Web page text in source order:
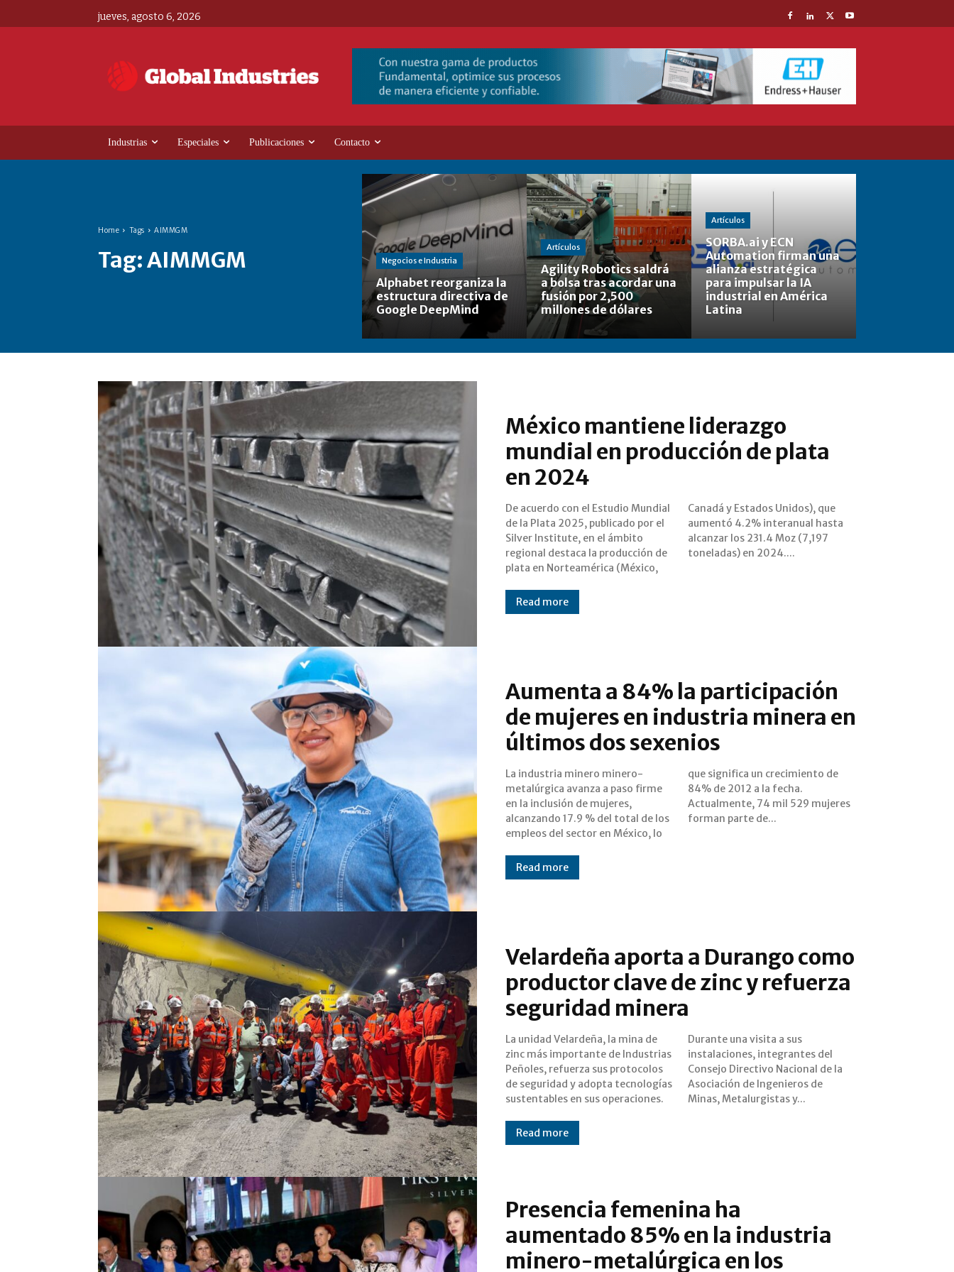
jueves, agosto 6, 2026
Industrias Especiales Publicaciones Contacto
Home Tags AIMMGM
Tag:AIMMGM Negocios e Industria
Alphabet reorganiza la
estructura directiva de
Google DeepMind
Artículos
Agility Robotics saldrá
a bolsa tras acordar una
fusión por 2,500
millones de dólares
Artículos
SORBA.ai y ECN
Automation firman una
alianza estratégica
para impulsar la IA
industrial en América
Latina
México mantiene liderazgo
mundial en producción de plata
en 2024
De acuerdo con el Estudio Mundial
de la Plata 2025, publicado por el
Silver Institute, en el ámbito
regional destaca la producción de
plata en Norteamérica (México,
Canadá y Estados Unidos), que
aumentó 4.2% interanual hasta
alcanzar los 231.4 Moz (7,197
toneladas) en 2024....
Read more
Aumenta a 84% la participación
de mujeres en industria minera en
últimos dos sexenios
La industria minero minero-
metalúrgica avanza a paso firme
en la inclusión de mujeres,
alcanzando 17.9 % del total de los
empleos del sector en México, lo
que significa un crecimiento de
84% de 2012 a la fecha.
Actualmente, 74 mil 529 mujeres
forman parte de...
Read more
Velardeña aporta a Durango como
productor clave de zinc y refuerza
seguridad minera
La unidad Velardeña, la mina de
zinc más importante de Industrias
Peñoles, refuerza sus protocolos
de seguridad y adopta tecnologías
sustentables en sus operaciones.
Durante una visita a sus
instalaciones, integrantes del
Consejo Directivo Nacional de la
Asociación de Ingenieros de
Minas, Metalurgistas y...
Read more
Presencia femenina ha
aumentado 85% en la industria
minero-metalúrgica en los